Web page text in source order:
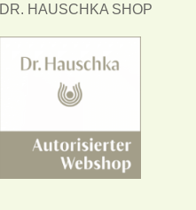
DR. HAUSCHKA SHOP